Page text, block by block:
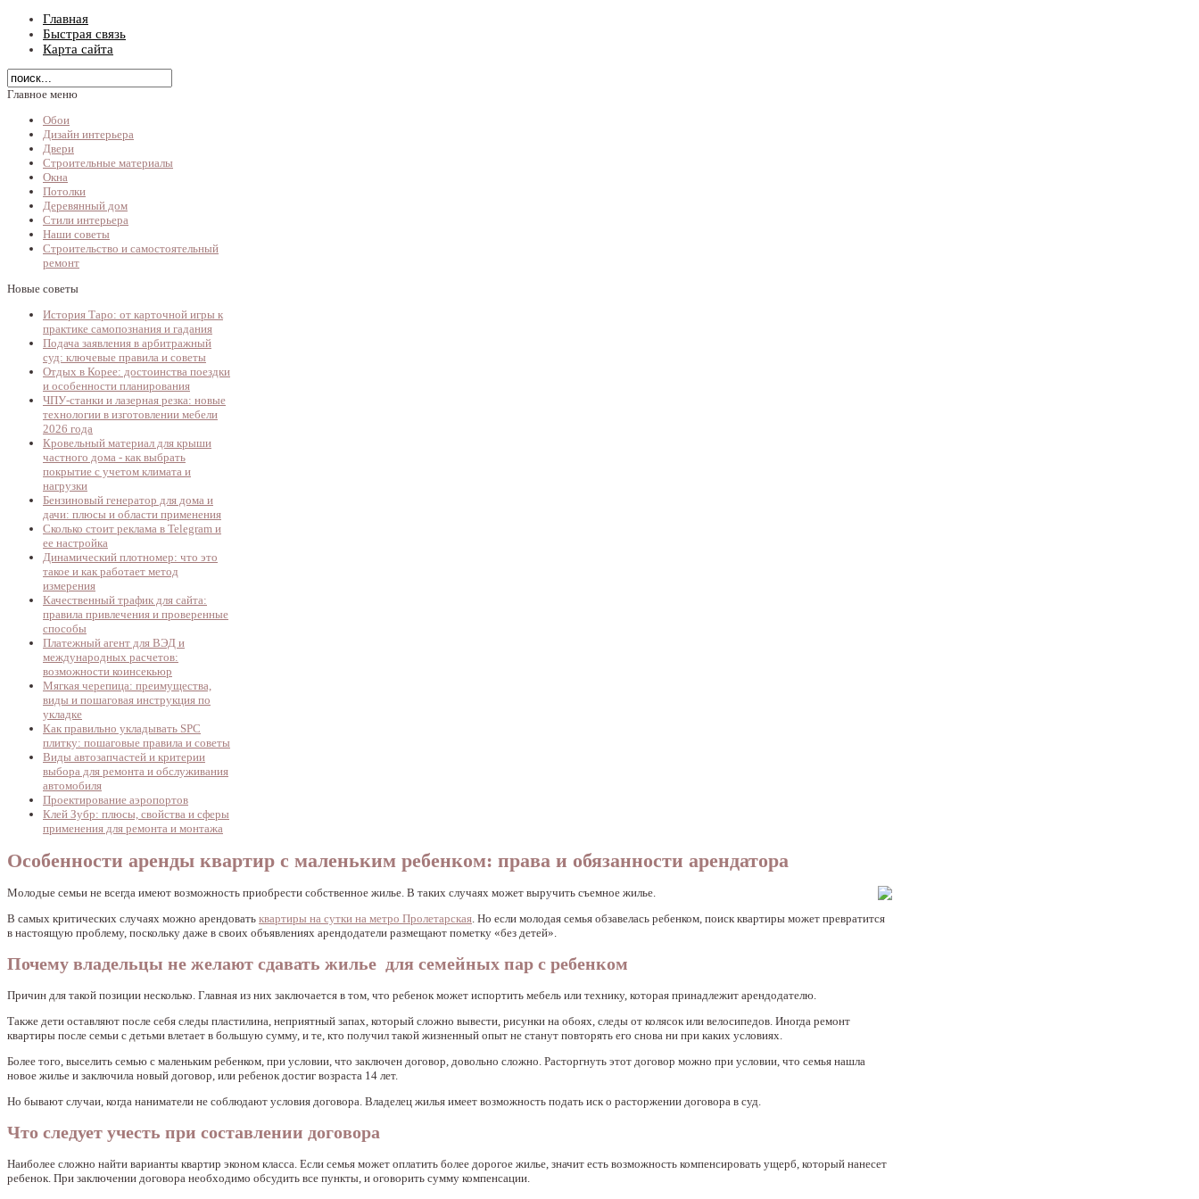
Главная
Быстрая связь
Карта сайта
Главное меню
Обои
Дизайн интерьера
Двери
Строительные материалы
Окна
Потолки
Деревянный дом
Стили интерьера
Наши советы
Строительство и самостоятельный
ремонт
Новые советы
История Таро: от карточной игры к
практике самопознания и гадания
Подача заявления в арбитражный
суд: ключевые правила и советы
Отдых в Корее: достоинства поездки
и особенности планирования
ЧПУ-станки и лазерная резка: новые
технологии в изготовлении мебели
2026 года
Кровельный материал для крыши
частного дома - как выбрать
покрытие с учетом климата и
нагрузки
Бензиновый генератор для дома и
дачи: плюсы и области применения
Сколько стоит реклама в Telegram и
ее настройка
Динамический плотномер: что это
такое и как работает метод
измерения
Качественный трафик для сайта:
правила привлечения и проверенные
способы
Платежный агент для ВЭД и
международных расчетов:
возможности коинсекьюр
Мягкая черепица: преимущества,
виды и пошаговая инструкция по
укладке
Как правильно укладывать SPC
плитку: пошаговые правила и советы
Виды автозапчастей и критерии
выбора для ремонта и обслуживания
автомобиля
Проектирование аэропортов
Клей Зубр: плюсы, свойства и сферы
применения для ремонта и монтажа
Особенности аренды квартир с маленьким ребенком: права и обязанности арендатора
Молодые семьи не всегда имеют возможность приобрести собственное жилье. В таких случаях может выручить съемное жилье.
В самых критических случаях можно арендовать квартиры на сутки на метро Пролетарская . Но если молодая семья обзавелась ребенком, поиск квартиры может превратится
в настоящую проблему, поскольку даже в своих объявлениях арендодатели размещают пометку «без детей».
Почему владельцы не желают сдавать жилье для семейных пар с ребенком
Причин для такой позиции несколько. Главная из них заключается в том, что ребенок может испортить мебель или технику, которая принадлежит арендодателю.
Также дети оставляют после себя следы пластилина, неприятный запах, который сложно вывести, рисунки на обоях, следы от колясок или велосипедов. Иногда ремонт
квартиры после семьи с детьми влетает в большую сумму, и те, кто получил такой жизненный опыт не станут повторять его снова ни при каких условиях.
Более того, выселить семью с маленьким ребенком, при условии, что заключен договор, довольно сложно. Расторгнуть этот договор можно при условии, что семья нашла
новое жилье и заключила новый договор, или ребенок достиг возраста 14 лет.
Но бывают случаи, когда наниматели не соблюдают условия договора. Владелец жилья имеет возможность подать иск о расторжении договора в суд.
Что следует учесть при составлении договора
Наиболее сложно найти варианты квартир эконом класса. Если семья может оплатить более дорогое жилье, значит есть возможность компенсировать ущерб, который нанесет
ребенок. При заключении договора необходимо обсудить все пункты, и оговорить сумму компенсации.